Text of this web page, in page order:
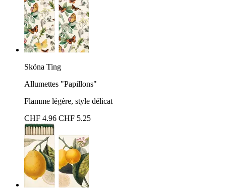
Sköna Ting
Allumettes "Papillons"
Flamme légère, style délicat
CHF 4.96 CHF 5.25